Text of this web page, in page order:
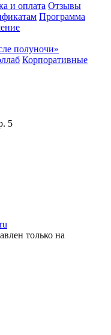
и оплата Отзывы
Программа
полуночи»
Корпоративные
5
только на